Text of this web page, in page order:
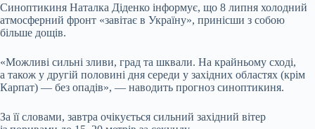
Синоптикиня Наталка Діденко інформує, що 8 липня холодний
атмосферний фронт «завітає в Україну», принісши з собою
більше дощів.
«Можливі сильні зливи, град та шквали. На крайньому сході,
а також у другій половині дня середи у західних областях (крім
Карпат) — без опадів», — наводить прогноз синоптикиня.
За її словами, завтра очікується сильний західний вітер